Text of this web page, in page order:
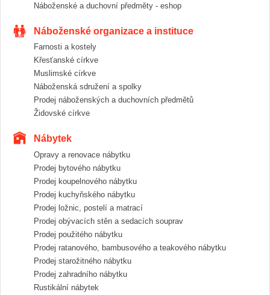
Náboženské a duchovní předměty - eshop
Náboženské organizace a instituce
Farnosti a kostely
Křesťanské církve
Muslimské církve
Náboženská sdružení a spolky
Prodej náboženských a duchovních předmětů
Židovské církve
Nábytek
Opravy a renovace nábytku
Prodej bytového nábytku
Prodej koupelnového nábytku
Prodej kuchyňského nábytku
Prodej ložnic, postelí a matrací
Prodej obývacích stěn a sedacích souprav
Prodej použitého nábytku
Prodej ratanového, bambusového a teakového nábytku
Prodej starožitného nábytku
Prodej zahradního nábytku
Rustikální nábytek